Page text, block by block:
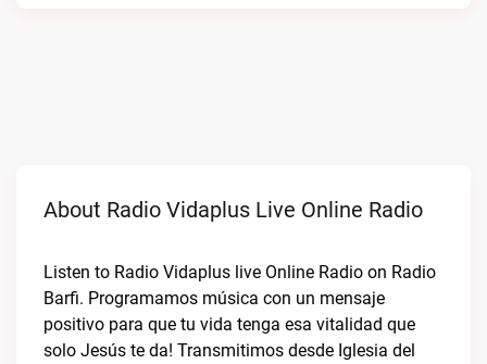
About Radio Vidaplus Live Online Radio
Listen to Radio Vidaplus live Online Radio on Radio
Barfi. Programamos música con un mensaje
positivo para que tu vida tenga esa vitalidad que
solo Jesús te da! Transmitimos desde Iglesia del